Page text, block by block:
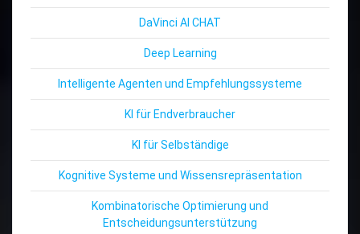
DaVinci AI CHAT
Deep Learning
Intelligente Agenten und Empfehlungssysteme
KI für Endverbraucher
KI für Selbständige
Kognitive Systeme und Wissensrepräsentation
Kombinatorische Optimierung und
Entscheidungsunterstützung